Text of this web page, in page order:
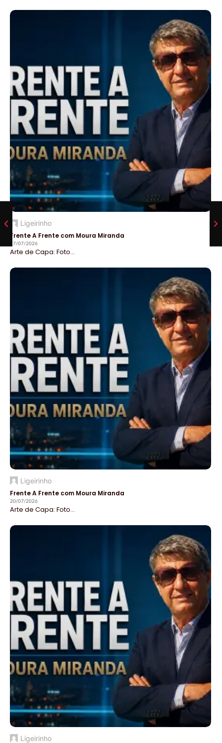
Ligeirinho
Frente A Frente com Moura Miranda
27/07/2026
Arte de Capa: Foto...
Ligeirinho
Frente A Frente com Moura Miranda
20/07/2026
Arte de Capa: Foto...
Ligeirinho